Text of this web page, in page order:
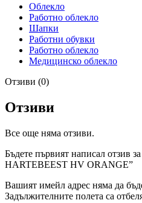
Облекло
Работно облекло
Шапки
Работни обувки
Работно облекло
Медицинско облекло
Отзиви (0)
Отзиви
Все още няма отзиви.
Бъдете първият написал отзив
HARTEBEEST HV ORANGE”
Вашият имейл адрес няма да
Задължителните полета са